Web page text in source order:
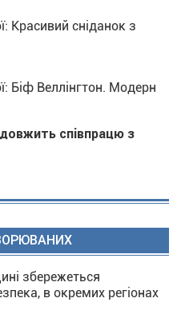
Красивий сніданок з
Біф Веллінгтон. Модерн
співпрацю з
збережеться
в окремих регіонах